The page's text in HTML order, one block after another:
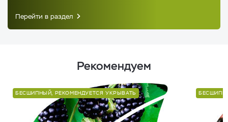
Перейти в раздел
Рекомендуем
БЕСШИПНЫЙ, РЕКОМЕНДУЕТСЯ УКРЫВАТЬ